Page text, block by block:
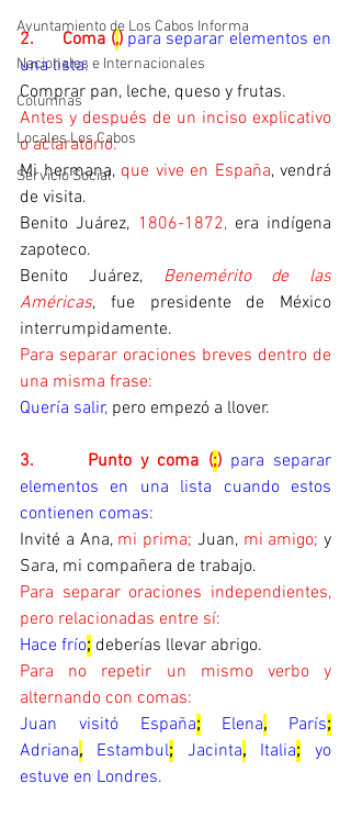
Ayuntamiento de Los Cabos Informa
Nacionales e Internacionales
Columnas
Locales Los Cabos
Servicio Social
2. Coma (,) para separar elementos en
una lista:
Comprar pan, leche, queso y frutas.
Antes y después de un inciso explicativo
o aclaratorio:
Mi hermana, que vive en España, vendrá
de visita.
Benito Juárez, 1806-1872, era indígena
zapoteco.
Benito Juárez, Benemérito de las
Américas, fue presidente de México
interrumpidamente.
Para separar oraciones breves dentro de
una misma frase:
Quería salir, pero empezó a llover.
3. Punto y coma (;) para separar
elementos en una lista cuando estos
contienen comas:
Invité a Ana, mi prima; Juan, mi amigo; y
Sara, mi compañera de trabajo.
Para separar oraciones independientes,
pero relacionadas entre sí:
Hace frío; deberías llevar abrigo.
Para no repetir un mismo verbo y
alternando con comas:
Juan visitó España; Elena, París;
Adriana, Estambul; Jacinta, Italia;
yo
estuve en Londres.